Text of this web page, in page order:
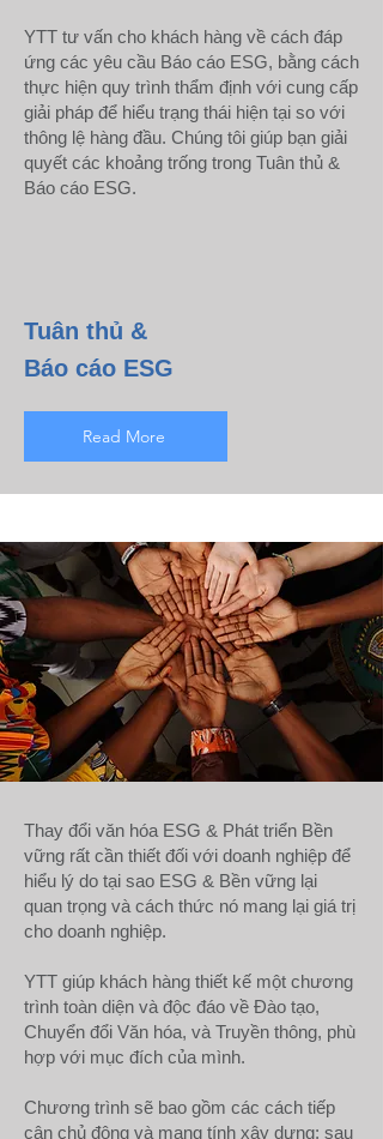
YTT tư vấn cho khách hàng về cách đáp
ứng các yêu cầu Báo cáo ESG, bằng cách
thực hiện quy trình thẩm định với cung cấp
giải pháp để hiểu trạng thái hiện tại so với
thông lệ hàng đầu. Chúng tôi giúp bạn giải
quyết các khoảng trống trong Tuân thủ &
Báo cáo ESG.
Tuân thủ &
Báo cáo ESG
Read More
Thay đổi văn hóa ESG & Phát triển Bền
vững rất cần thiết đối với doanh nghiệp để
hiểu lý do tại sao ESG & Bền vững lại
quan trọng và cách thức nó mang lại giá trị
cho doanh nghiệp.
YTT giúp khách hàng thiết kế một chương
trình toàn diện và độc đáo về Đào tạo,
Chuyển đổi Văn hóa, và Truyền thông, phù
hợp với mục đích của mình.
Chương trình sẽ bao gồm các cách tiếp
cận chủ động và mang tính xây dựng; sau